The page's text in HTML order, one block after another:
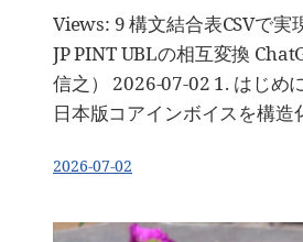
Views: 9 構文結合表CSVで実
JP PINT UBLの相互変換
信之） 2026-07-02 1. はじめ
日本版コアインボイスを構造
2026-07-02